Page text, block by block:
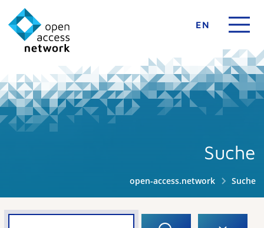
EN
Suche
open-access.network Suche